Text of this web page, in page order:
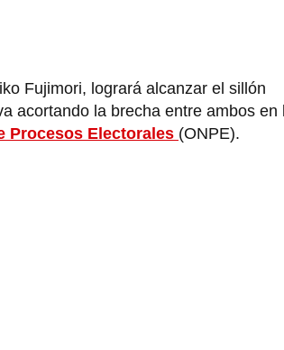
Fujimori, logrará alcanzar el sillón
acortando la brecha entre ambos en
Procesos Electorales (ONPE).